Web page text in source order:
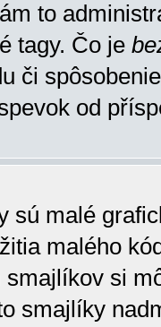
to
tagy. Čo je
či
od
sú malé
malého
si
smajlíky